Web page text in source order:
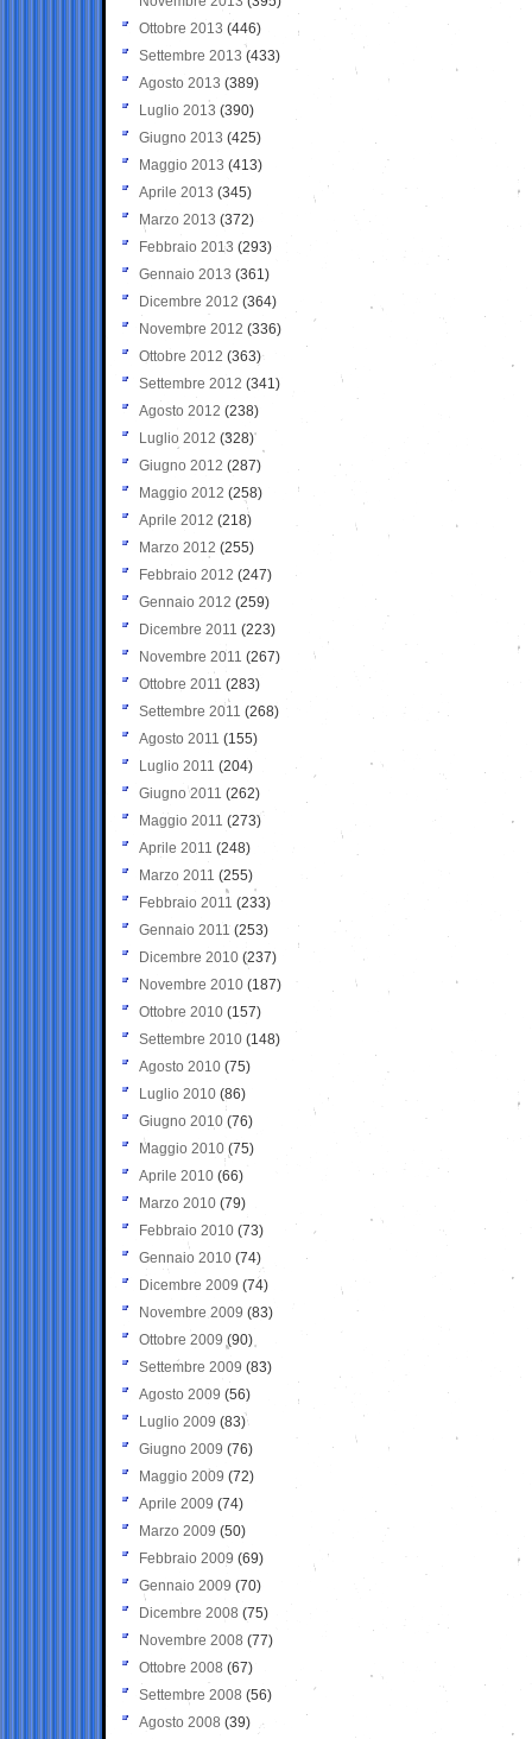
Ottobre 2013 (446)
Settembre 2013 (433)
Agosto 2013 (389)
Luglio 2013 (390)
Giugno 2013 (425)
Maggio 2013 (413)
Aprile 2013 (345)
Marzo 2013 (372)
Febbraio 2013 (293)
Gennaio 2013 (361)
Dicembre 2012 (364)
Novembre 2012 (336)
Ottobre 2012 (363)
Settembre 2012 (341)
Agosto 2012 (238)
Luglio 2012 (328)
Giugno 2012 (287)
Maggio 2012 (258)
Aprile 2012 (218)
Marzo 2012 (255)
Febbraio 2012 (247)
Gennaio 2012 (259)
Dicembre 2011 (223)
Novembre 2011 (267)
Ottobre 2011 (283)
Settembre 2011 (268)
Agosto 2011 (155)
Luglio 2011 (204)
Giugno 2011 (262)
Maggio 2011 (273)
Aprile 2011 (248)
Marzo 2011 (255)
Febbraio 2011 (233)
Gennaio 2011 (253)
Dicembre 2010 (237)
Novembre 2010 (187)
Ottobre 2010 (157)
Settembre 2010 (148)
Agosto 2010 (75)
Luglio 2010 (86)
Giugno 2010 (76)
Maggio 2010 (75)
Aprile 2010 (66)
Marzo 2010 (79)
Febbraio 2010 (73)
Gennaio 2010 (74)
Dicembre 2009 (74)
Novembre 2009 (83)
Ottobre 2009 (90)
Settembre 2009 (83)
Agosto 2009 (56)
Luglio 2009 (83)
Giugno 2009 (76)
Maggio 2009 (72)
Aprile 2009 (74)
Marzo 2009 (50)
Febbraio 2009 (69)
Gennaio 2009 (70)
Dicembre 2008 (75)
Novembre 2008 (77)
Ottobre 2008 (67)
Settembre 2008 (56)
Agosto 2008 (39)